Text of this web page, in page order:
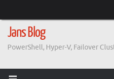
springen
Jans Blog
PowerShell, Hyper-V, Failover